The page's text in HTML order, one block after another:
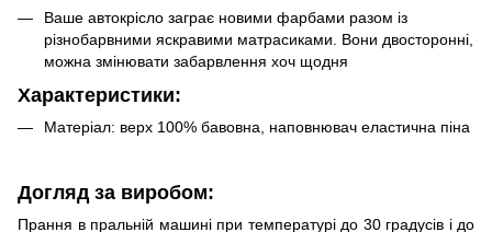
Ваше автокрісло заграє новими фарбами разом із
різнобарвними яскравими матрасиками. Вони двосторонні,
можна змінювати забарвлення хоч щодня
Характеристики:
Матеріал: верх 100% бавовна, наповнювач еластична піна
Догляд за виробом:
Прання в пральній машині при температурі до 30 градусів і до